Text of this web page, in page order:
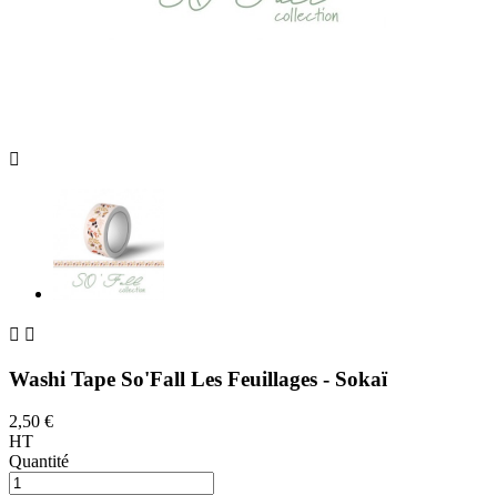

 
Washi Tape So'Fall Les Feuillages - Sokaï
2,50 €
HT
Quantité